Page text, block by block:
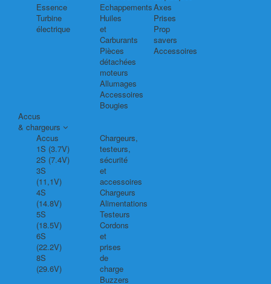
Essence
Turbine
électrique
Echappements
Huiles
et
Carburants
Pièces
détachées
moteurs
Allumages
Accessoires
Bougies
Axes
Prises
Prop
savers
Accessoires
Accus
& chargeurs
Accus
1S (3.7V)
2S (7.4V)
3S
(11,1V)
4S
(14.8V)
5S
(18.5V)
6S
(22.2V)
8S
(29.6V)
Chargeurs,
testeurs,
sécurité
et
accessoires
Chargeurs
Alimentations
Testeurs
Cordons
et
prises
de
charge
Buzzers